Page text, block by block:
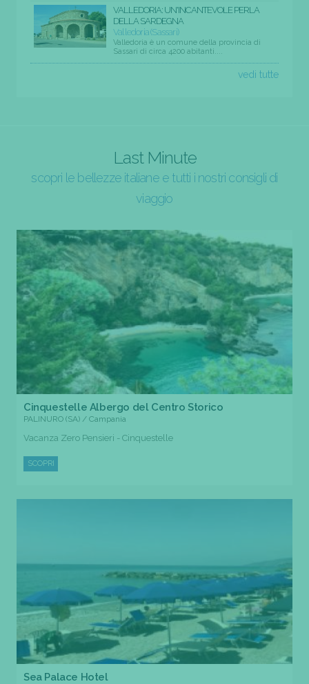
VALLEDORIA: UN'INCANTEVOLE PERLA
DELLA SARDEGNA
Valledoria (Sassari)
Valledoria è un comune della provincia di
Sassari di circa 4200 abitanti....
vedi tutte
Last Minute
scopri le bellezze italiane e tutti i nostri consigli di
viaggio
Cinquestelle Albergo del Centro Storico
PALINURO (SA) / Campania
Vacanza Zero Pensieri - Cinquestelle
SCOPRI
Sea Palace Hotel